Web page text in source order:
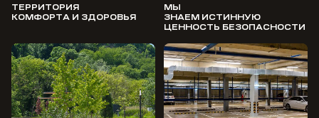
ТЕРРИТОРИЯ
КОМФОРТА И ЗДОРОВЬЯ
МЫ
ЗНАЕМ ИСТИННУЮ
ЦЕННОСТЬ БЕЗОПАСНОСТИ